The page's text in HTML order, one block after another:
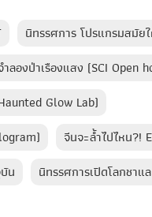
นิทรรศการ โปรแกรมสมั
องป่าเรืองแสง (SCI Open
Glow Lab)
จีนจะล้ำไปไหน?!
น นิทรรศการเปิดโลกชาแ